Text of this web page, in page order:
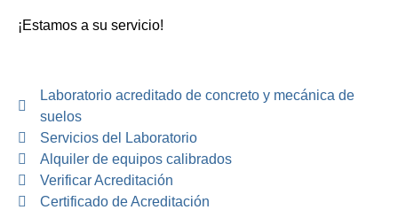
¡Estamos a su servicio!
Laboratorio acreditado de concreto y mecánica de
suelos
Servicios del Laboratorio
Alquiler de equipos calibrados
Verificar Acreditación
Certificado de Acreditación